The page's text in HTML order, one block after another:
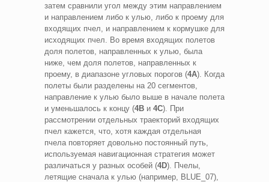
затем сравнили угол между этим направлением
и направлением либо к улью, либо к проему для
входящих пчел, и направлением к кормушке для
исходящих пчел. Во время входящих полетов
доля полетов, направленных к улью, была
ниже, чем доля полетов, направленных к
проему, в диапазоне угловых порогов (4A). Когда
полеты были разделены на 20 сегментов,
направление к улью было выше в начале полета
и уменьшалось к концу (4B и 4C). При
рассмотрении отдельных траекторий входящих
пчел кажется, что, хотя каждая отдельная
пчела повторяет довольно постоянный путь,
используемая навигационная стратегия может
различаться у разных особей (4D). Пчелы,
летящие сначала к улью (например, BLUE_07),